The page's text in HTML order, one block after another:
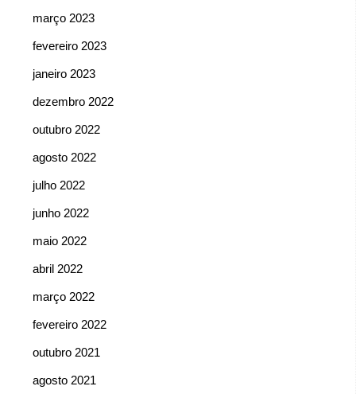
março 2023
fevereiro 2023
janeiro 2023
dezembro 2022
outubro 2022
agosto 2022
julho 2022
junho 2022
maio 2022
abril 2022
março 2022
fevereiro 2022
outubro 2021
agosto 2021